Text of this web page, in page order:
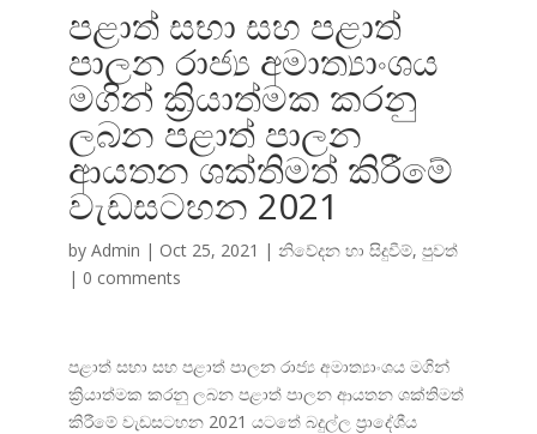
පළාත් සභා සහ පළාත්
පාලන රාජ්‍ය අමාත්‍යාංශය
මගින් ක්‍රියාත්මක කරනු
ලබන පළාත් පාලන
ආයතන ශක්තිමත් කිරීමේ
වැඩසටහන 2021
by Admin | Oct 25, 2021 | නිවේදන හා සිදුවීම්, පුවත්
| 0 comments
පළාත් සභා සහ පළාත් පාලන රාජ්ය අමාත්යාංශය මගින්
ක්රියාත්මක කරනු ලබන පළාත් පාලන ආයතන ශක්තිමත්
කිරීමේ වැඩසටහන 2021 යටතේ බදුල්ල ප්රාදේශීය